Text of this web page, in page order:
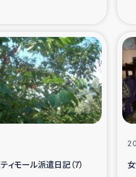
海外ルーツの市民との共
石巻市街地在宅被災者支
仮設住宅生活支援・農業復
インターン・ボランティア
ィモール派遣日記（7）